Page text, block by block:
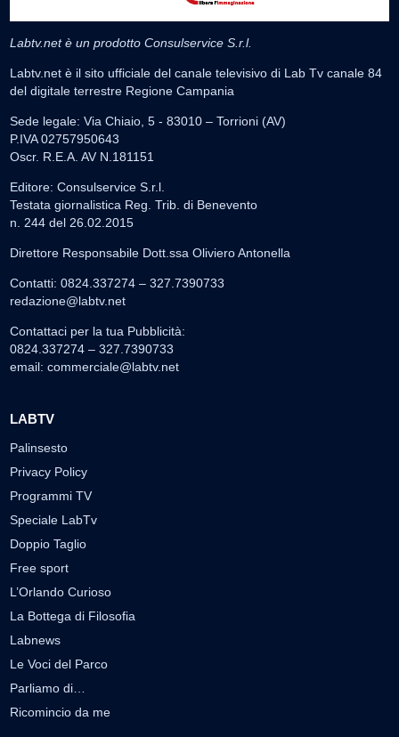
Labtv.net è un prodotto Consulservice S.r.l.
Labtv.net è il sito ufficiale del canale televisivo di Lab Tv canale 84
del digitale terrestre Regione Campania
Sede legale: Via Chiaio, 5 - 83010 – Torrioni (AV)
P.IVA 02757950643
Oscr. R.E.A. AV N.181151
Editore: Consulservice S.r.l.
Testata giornalistica Reg. Trib. di Benevento
n. 244 del 26.02.2015
Direttore Responsabile Dott.ssa Oliviero Antonella
Contatti: 0824.337274 – 327.7390733
redazione@labtv.net
Contattaci per la tua Pubblicità:
0824.337274 – 327.7390733
email: commerciale@labtv.net
LABTV
Palinsesto
Privacy Policy
Programmi TV
Speciale LabTv
Doppio Taglio
Free sport
L’Orlando Curioso
La Bottega di Filosofia
Labnews
Le Voci del Parco
Parliamo di…
Ricomincio da me